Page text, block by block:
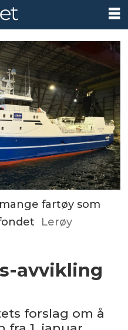
fartøy som
Lerøy
avvikling
forslag om å